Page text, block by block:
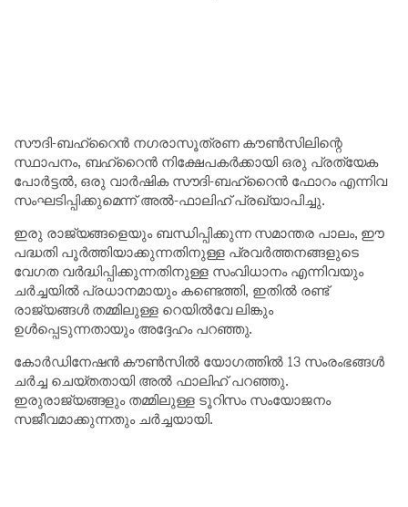
സൗദി-ബഹ്‌റൈൻ നഗരാസൂത്രണ കൗൺസിലിന്റെ
സ്ഥാപനം, ബഹ്‌റൈൻ നിക്ഷേപകർക്കായി ഒരു പ്രത്യേക
പോർട്ടൽ, ഒരു വാർഷിക സൗദി-ബഹ്‌റൈൻ ഫോറം എന്നിവ
സംഘടിപ്പിക്കുമെന്ന് അൽ-ഫാലിഹ് പ്രഖ്യാപിച്ചു.
ഇരു രാജ്യങ്ങളെയും ബന്ധിപ്പിക്കുന്ന സമാന്തര പാലം, ഈ
പദ്ധതി പൂർത്തിയാക്കുന്നതിനുള്ള പ്രവർത്തനങ്ങളുടെ
വേഗത വർദ്ധിപ്പിക്കുന്നതിനുള്ള സംവിധാനം എന്നിവയും
ചർച്ചയിൽ പ്രധാനമായും കണ്ടെത്തി, ഇതിൽ രണ്ട്
രാജ്യങ്ങൾ തമ്മിലുള്ള റെയിൽവേ ലിങ്കും
ഉൾപ്പെടുന്നതായും അദ്ദേഹം പറഞ്ഞു.
കോർഡിനേഷൻ കൗൺസിൽ യോഗത്തിൽ 13 സംരംഭങ്ങൾ
ചർച്ച ചെയ്തതായി അൽ ഫാലിഹ് പറഞ്ഞു.
ഇരുരാജ്യങ്ങളും തമ്മിലുള്ള ടൂറിസം സംയോജനം
സജീവമാക്കുന്നതും ചർച്ചയായി.